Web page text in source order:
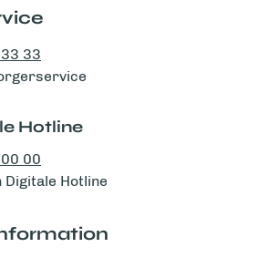
33
Hotline
00
Digitale Hotline